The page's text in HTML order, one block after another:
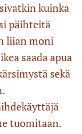
kuinka
päihteitä
liian moni
saada apua
sekä
tuomitaan.